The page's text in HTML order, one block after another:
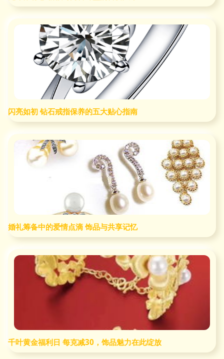
闪亮如初 钻石戒指保养的五大贴心指南
婚礼筹备中的爱情点滴 饰品与共享记忆
千叶黄金福利日 每克减30，饰品魅力在此绽放